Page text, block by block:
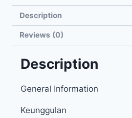
Description
Reviews (0)
Description
General Information
Keunggulan